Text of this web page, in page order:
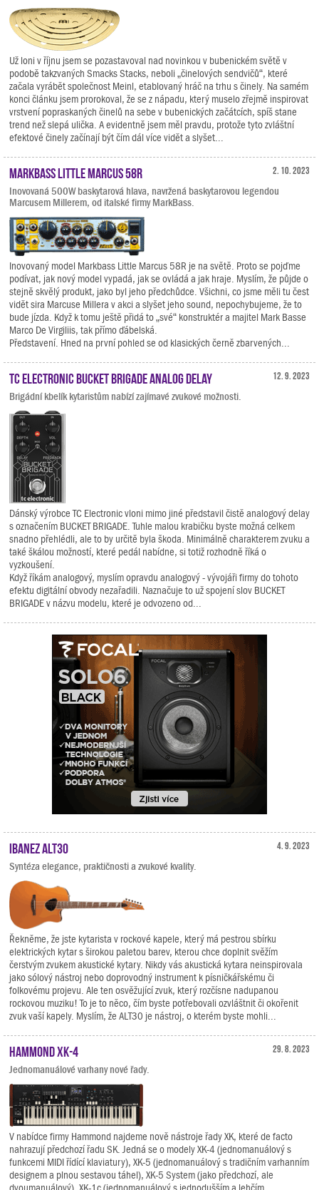
Už loni v říjnu jsem se pozastavoval nad novinkou v bubenickém světě v
podobě takzvaných Smacks Stacks, neboli „činelových sendvičů“, které
začala vyrábět společnost Meinl, etablovaný hráč na trhu s činely. Na samém
konci článku jsem prorokoval, že se z nápadu, který muselo zřejmě inspirovat
vrstvení popraskaných činelů na sebe v bubenických začátcích, spíš stane
trend než slepá ulička. A evidentně jsem měl pravdu, protože tyto zvláštní
efektové činely začínají být čím dál více vidět a slyšet...
2. 10. 2023
Markbass Little Marcus 58R
Inovovaná 500W baskytarová hlava, navržená baskytarovou legendou
Marcusem Millerem, od italské firmy MarkBass.
Inovovaný model Markbass Little Marcus 58R je na světě. Proto se pojďme
podívat, jak nový model vypadá, jak se ovládá a jak hraje. Myslím, že půjde o
stejně skvělý produkt, jako byl jeho předchůdce. Všichni, co jsme měli tu čest
vidět sira Marcuse Millera v akci a slyšet jeho sound, nepochybujeme, že to
bude jízda. Když k tomu ještě přidá to „své“ konstruktér a majitel Mark Basse
Marco De Virgiliis, tak přímo ďábelská.
Představení. Hned na první pohled se od klasických černě zbarvených...
12. 9. 2023
TC Electronic BUCKET BRIGADE ANALOG DELAY
Brigádní kbelík kytaristům nabízí zajímavé zvukové možnosti.
Dánský výrobce TC Electronic vloni mimo jiné představil čistě analogový delay
s označením BUCKET BRIGADE. Tuhle malou krabičku byste možná celkem
snadno přehlédli, ale to by určitě byla škoda. Minimálně charakterem zvuku a
také škálou možností, které pedál nabídne, si totiž rozhodně říká o
vyzkoušení.
Když říkám analogový, myslím opravdu analogový - vývojáři firmy do tohoto
efektu digitální obvody nezařadili. Naznačuje to už spojení slov BUCKET
BRIGADE v názvu modelu, které je odvozeno od...
4. 9. 2023
Ibanez ALT30
Syntéza elegance, praktičnosti a zvukové kvality.
Řekněme, že jste kytarista v rockové kapele, který má pestrou sbírku
elektrických kytar s širokou paletou barev, kterou chce doplnit svěžím
čerstvým zvukem akustické kytary. Nikdy vás akustická kytara neinspirovala
jako sólový nástroj nebo doprovodný instrument k písničkářskému či
folkovému projevu. Ale ten osvěžující zvuk, který rozčísne nadupanou
rockovou muziku! To je to něco, čím byste potřebovali ozvláštnit či okořenit
zvuk vaší kapely. Myslím, že ALT30 je nástroj, o kterém byste mohli...
29. 8. 2023
Hammond XK-4
Jednomanuálové varhany nové řady.
V nabídce firmy Hammond najdeme nově nástroje řady XK, které de facto
nahrazují předchozí řadu SK. Jedná se o modely XK-4 (jednomanuálový s
funkcemi MIDI řídící klaviatury), XK-5 (jednomanuálový s tradičním varhanním
designem a plnou sestavou táhel), XK-5 System (jako předchozí, ale